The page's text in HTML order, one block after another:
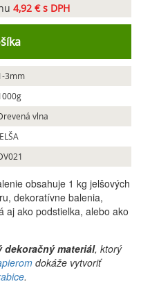
4,92 € s DPH
3mm
vlna
obsahuje 1 kg jelšových
dekoratívne balenia,
aj ako podstielka, alebo ako
dekoračný materiál, ktorý
dokáže vytvoriť
.